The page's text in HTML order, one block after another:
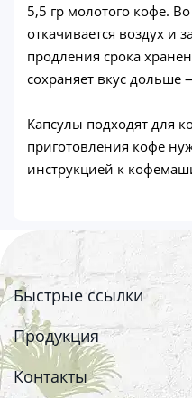
5,5 гр молотого кофе.
откачивается воздух и
продления срока
сохраняет вкус дольше
Капсулы подходят для
приготовления кофе
инструкцией к
Быстрые ссылки
Продукция
Контакты